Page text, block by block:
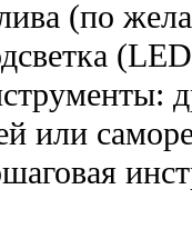
(по
или